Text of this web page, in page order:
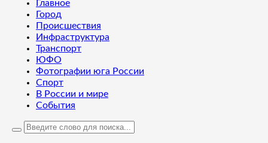
Главное
Город
Происшествия
Инфраструктура
Транспорт
ЮФО
Фотографии юга России
Спорт
В России и мире
События